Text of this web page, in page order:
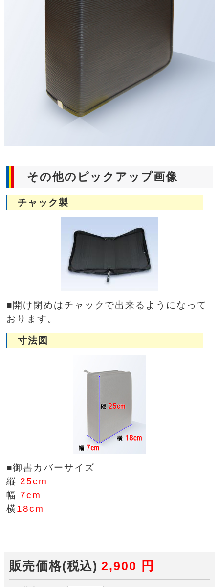
その他のピックアップ画像
チャック製
■開け閉めはチャックで出来るようになって
おります。
寸法図
■御書カバーサイズ
縦 25cm
幅 7cm
横18cm
販売価格(税込) 2,900 円